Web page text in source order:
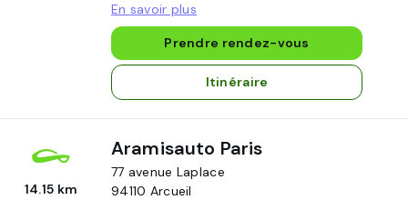
En savoir plus
Prendre rendez-vous
Itinéraire
14.15 km
Aramisauto Paris
77 avenue Laplace
94110 Arcueil